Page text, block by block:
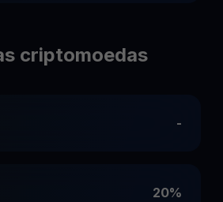
criptomoedas
-
20%